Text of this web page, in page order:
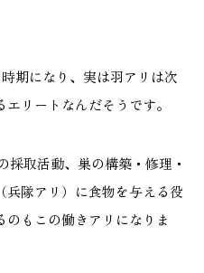
10:00〜19:00 水曜定休
期になり、実は羽アリは次
リートなんだそうです。
取活動、巣の構築・修理・
隊アリ）に食物を与える役
もこの働きアリになりま